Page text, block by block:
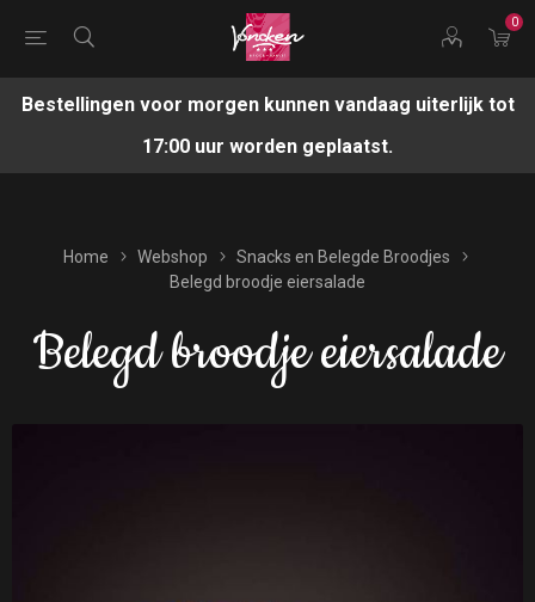
0
Bestellingen voor morgen kunnen vandaag uiterlijk tot
17:00 uur worden geplaatst.
Home Webshop
Snacks en Belegde Broodjes
Belegd broodje eiersalade
Belegd broodje eiersalade